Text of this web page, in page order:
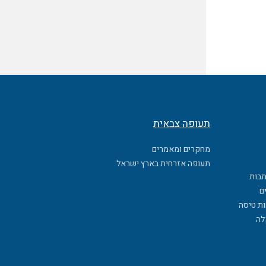
טיסה
תעופה צבאית
מחקרים ומאמרים
תעופה אזרחית בארץ ישראל